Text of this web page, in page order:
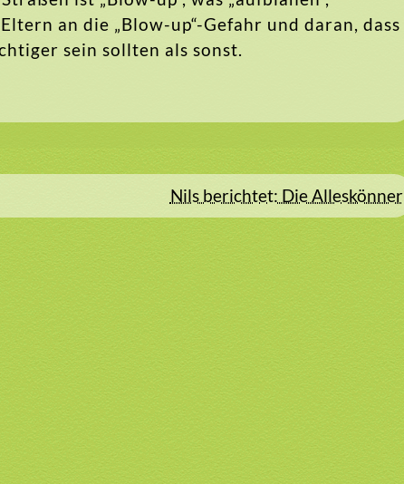
an die „Blow-up“-Gefahr und daran, dass
sein sollten als sonst.
Nils berichtet: Die Alleskönner